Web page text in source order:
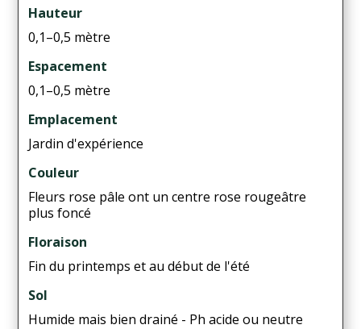
Hauteur
0,1–0,5 mètre
Espacement
0,1–0,5 mètre
Emplacement
Jardin d'expérience
Couleur
Fleurs rose pâle ont un centre rose rougeâtre
plus foncé
Floraison
Fin du printemps et au début de l'été
Sol
Humide mais bien drainé - Ph acide ou neutre